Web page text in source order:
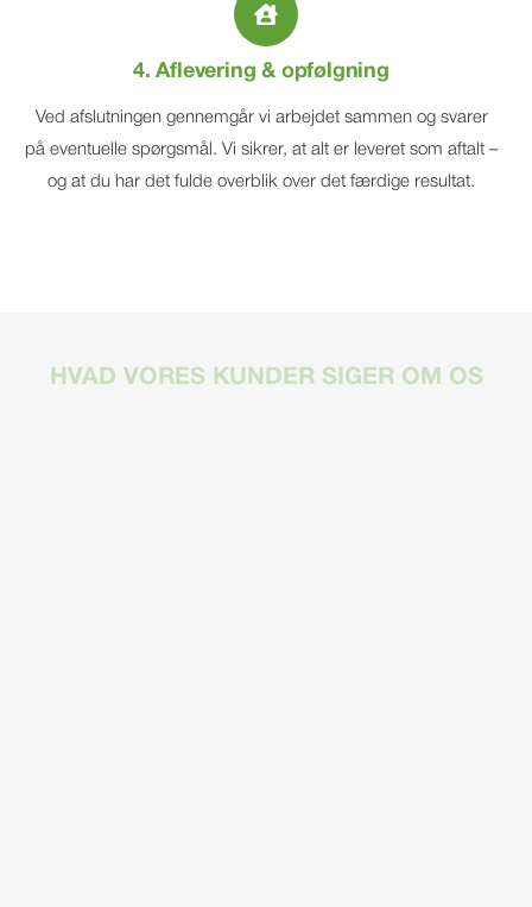
4. Aflevering & opfølgning
Ved afslutningen gennemgår vi arbejdet sammen og svarer
på eventuelle spørgsmål. Vi sikrer, at alt er leveret som aftalt –
og at du har det fulde overblik over det færdige resultat.
HVAD VORES KUNDER SIGER OM OS